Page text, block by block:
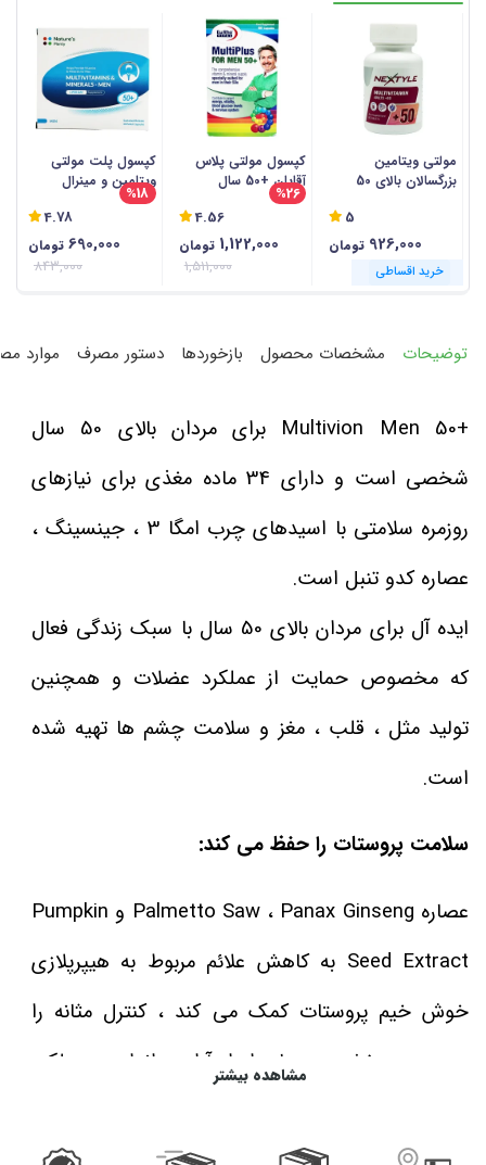
مولتی ویتامین
بزرگسالان بالای 50
5
926,000 تومان
خرید اقساطی
کپسول مولتی پلاس
آقایان +50 سال
یوروویتال - 60 عددی
4.56
%26
1,122,000 تومان
1,511,000 خرید اقساطی
کپسول پلت مولتی
ویتامین و مینرال
4.78
%18
690,000 تومان
843,000 خرید اقساطی
خرید اقساطی
خرید اقساطی
خرید اقساطی
خرید اقساطی
خرید اقساطی
خرید اقساطی
خرید اقساطی
توضیحات مشخصات محصول بازخوردها دستور مصرف موارد
+Multivion Men 50 برای مردان بالای 50 سال
شخصی است و دارای 34 ماده مغذی برای نیازهای
روزمره سلامتی با اسیدهای چرب امگا 3 ، جینسینگ ،
عصاره کدو تنبل است.
ایده آل برای مردان بالای 50 سال با سبک زندگی فعال
که مخصوص حمایت از عملکرد عضلات و همچنین
تولید مثل ، قلب ، مغز و سلامت چشم ها تهیه شده
است.
سلامت پروستات را حفظ می کند:
عصاره Palmetto Saw ، Panax Ginseng و Pumpkin
Seed Extract به کاهش علائم مربوط به هیپرپلازی
خوش خیم پروستات کمک می کند ، کنترل مثانه را
بهبود می بخشد ، جریان ادرار آزاد و اندازه و عملکرد
مشاهده بیشتر